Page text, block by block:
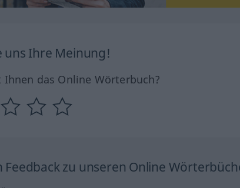
uns Ihre Meinung!
das Online Wörterbuch?
Feedback zu unseren Online